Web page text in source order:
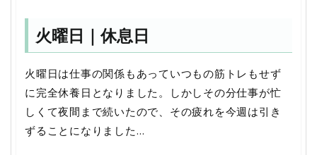
火曜日｜休息日
火曜日は仕事の関係もあっていつもの筋トレもせず
に完全休養日となりました。しかしその分仕事が忙
しくて夜間まで続いたので、その疲れを今週は引き
ずることになりました…